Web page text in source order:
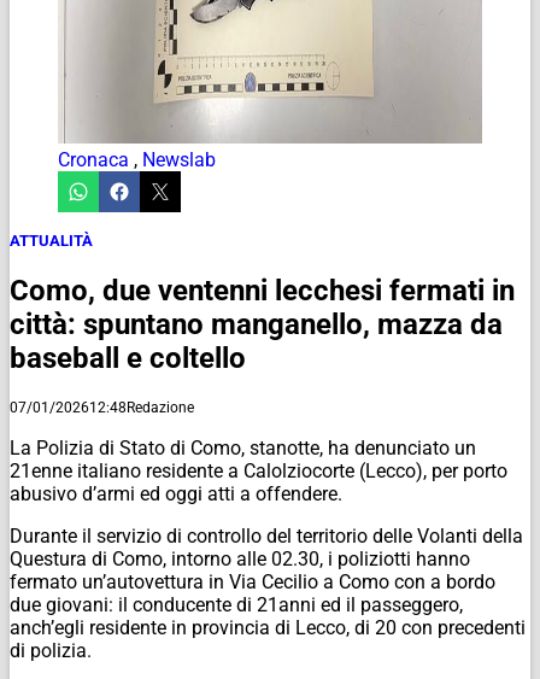
Cronaca , Newslab
ATTUALITÀ
Como, due ventenni lecchesi fermati in
città: spuntano manganello, mazza da
baseball e coltello
07/01/202612:48Redazione
La Polizia di Stato di Como, stanotte, ha denunciato un
21enne italiano residente a Calolziocorte (Lecco), per porto
abusivo d’armi ed oggi atti a offendere.
Durante il servizio di controllo del territorio delle Volanti della
Questura di Como, intorno alle 02.30, i poliziotti hanno
fermato un’autovettura in Via Cecilio a Como con a bordo
due giovani: il conducente di 21anni ed il passeggero,
anch’egli residente in provincia di Lecco, di 20 con precedenti
di polizia.